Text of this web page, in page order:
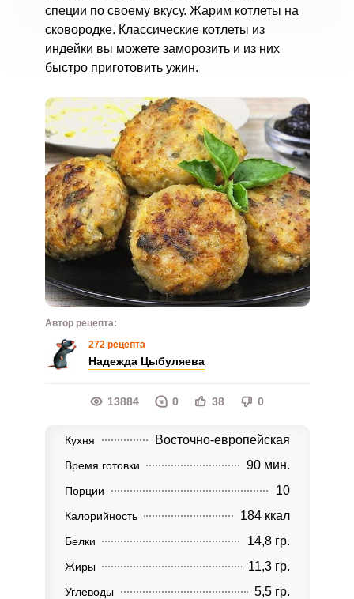
специи по своему вкусу. Жарим котлеты на
сковородке. Классические котлеты из
индейки вы можете заморозить и из них
быстро приготовить ужин.
Автор рецепта:
272 рецепта
Надежда Цыбуляева
13884 0 38 0
Кухня Восточно-европейская
Время готовки 90 мин.
Порции 10
Калорийность 184 ккал
Белки 14,8 гр.
Жиры 11,3 гр.
Углеводы 5,5 гр.